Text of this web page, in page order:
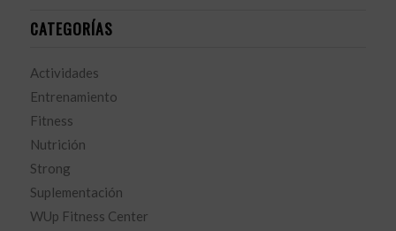
CATEGORÍAS
Actividades
Entrenamiento
Fitness
Nutrición
Strong
Suplementación
WUp Fitness Center